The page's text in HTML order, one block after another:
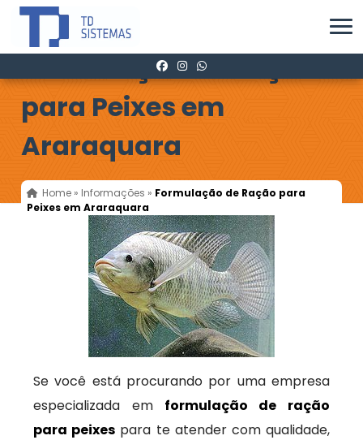
Formulação de Ração
para Peixes em
Araraquara
Home » Informações » Formulação de Ração para
Peixes em Araraquara
Se você está procurando por uma empresa
especializada em formulação de ração
para peixes para te atender com qualidade,